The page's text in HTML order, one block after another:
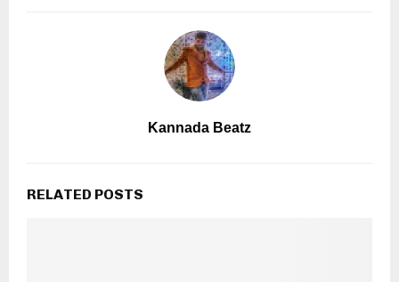
Kannada Beatz
RELATED POSTS